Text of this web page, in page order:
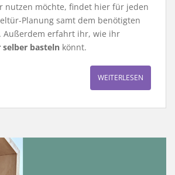
nutzen möchte, findet hier für jeden
Planung samt dem benötigten
Außerdem erfahrt ihr, wie ihr
basteln könnt.
WEITERLESEN